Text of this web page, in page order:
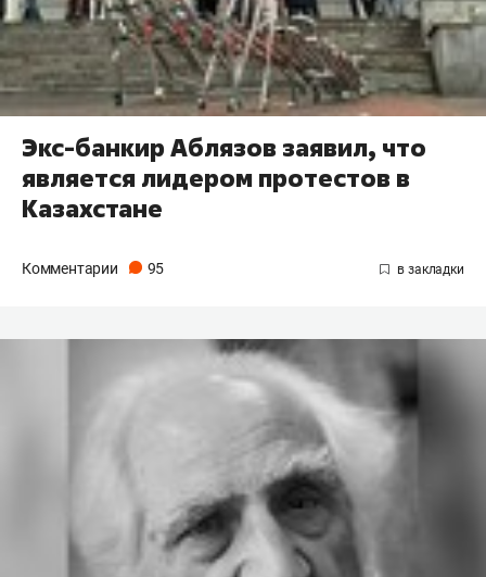
Экс-банкир Аблязов заявил, что
является лидером протестов в
Казахстане
Комментарии 95